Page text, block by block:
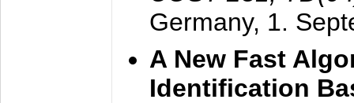
Germany, 1.
A New Fast
Identification